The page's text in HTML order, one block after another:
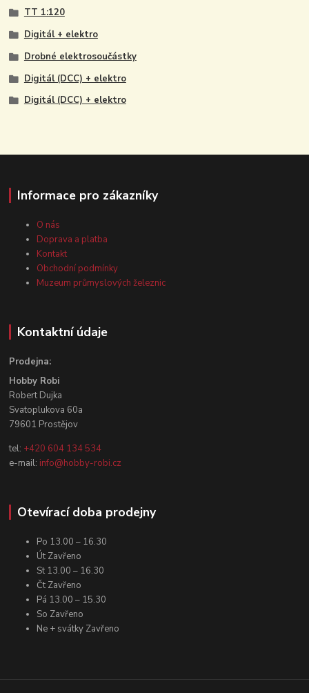
TT 1:120
Digitál + elektro
Drobné elektrosoučástky
Digitál (DCC) + elektro
Digitál (DCC) + elektro
Informace pro zákazníky
O nás
Doprava a platba
Kontakt
Obchodní podmínky
Muzeum průmyslových železnic
Kontaktní údaje
Prodejna:
Hobby Robi
Robert Dujka
Svatoplukova 60a
79601 Prostějov
tel: +420 604 134 534
e-mail: info@hobby-robi.cz
Otevírací doba prodejny
Po 13.00 – 16.30
Út Zavřeno
St 13.00 – 16.30
Čt Zavřeno
Pá 13.00 – 15.30
So Zavřeno
Ne + svátky Zavřeno